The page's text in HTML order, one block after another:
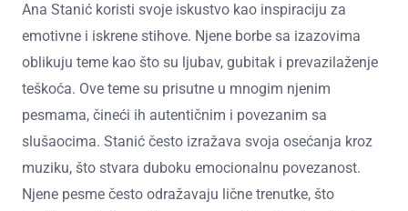
Ana Stanić koristi svoje iskustvo kao inspiraciju za
emotivne i iskrene stihove. Njene borbe sa izazovima
oblikuju teme kao što su ljubav, gubitak i prevazilaženje
teškoća. Ove teme su prisutne u mnogim njenim
pesmama, čineći ih autentičnim i povezanim sa
slušaocima. Stanić često izražava svoja osećanja kroz
muziku, što stvara duboku emocionalnu povezanost.
Njene pesme često odražavaju lične trenutke, što